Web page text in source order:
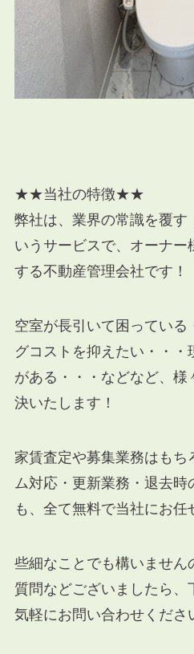
★★当社の特徴★★
弊社は、業界の常識を覆す
いうサービスで、オーナー
する不動産管理会社です！
空室が長引いて困っている
グコストを抑えたい・・・
がある・・・などなど、様
決いたします！
家賃査定や募集業務はもち
ム対応・更新業務・退去
も、全て無料で当社にお任
些細なことでも構いません
質問などございましたら、
気軽にお問い合わせくださ